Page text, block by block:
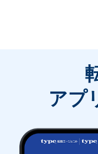
アプ